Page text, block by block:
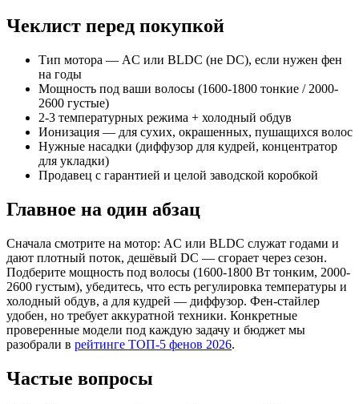
Чеклист перед покупкой
Тип мотора — AC или BLDC (не DC), если нужен фен
на годы
Мощность под ваши волосы (1600-1800 тонкие / 2000-
2600 густые)
2-3 температурных режима + холодный обдув
Ионизация — для сухих, окрашенных, пушащихся волос
Нужные насадки (диффузор для кудрей, концентратор
для укладки)
Продавец с гарантией и целой заводской коробкой
Главное на один абзац
Сначала смотрите на мотор: AC или BLDC служат годами и
дают плотный поток, дешёвый DC — сгорает через сезон.
Подберите мощность под волосы (1600-1800 Вт тонким, 2000-
2600 густым), убедитесь, что есть регулировка температуры и
холодный обдув, а для кудрей — диффузор. Фен-стайлер
удобен, но требует аккуратной техники. Конкретные
проверенные модели под каждую задачу и бюджет мы
разобрали в рейтинге ТОП-5 фенов 2026.
Частые вопросы